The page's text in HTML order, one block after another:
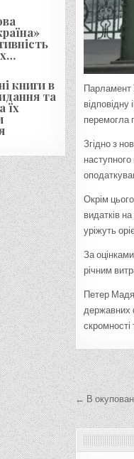
книги в
та
їх
Парламент
відповідну
перемогла
Згідно з
Окрім
видатків
уріжуть
За
річним
Петер
державних
скромності
← В